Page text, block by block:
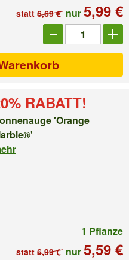
statt 6,69 € nur5,99 €
Anzahl_1006704
RABATT!
'Orange
1 Pflanze
statt 6,99 € nur5,59 €